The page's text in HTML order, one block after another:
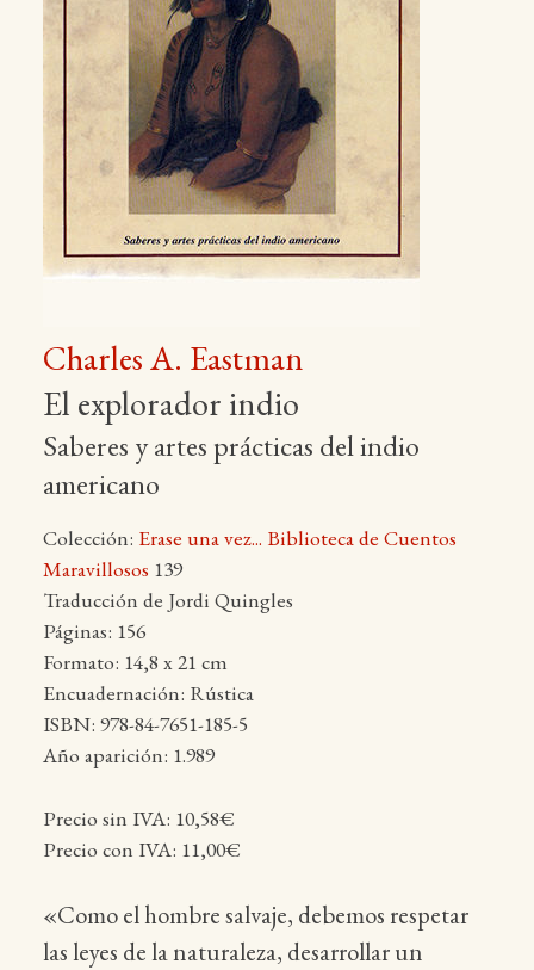
Charles A. Eastman
El explorador indio
Saberes y artes prácticas del indio
americano
Colección: Erase una vez... Biblioteca de Cuentos
Maravillosos 139
Traducción de Jordi Quingles
Páginas: 156
Formato: 14,8 x 21 cm
Encuadernación: Rústica
ISBN: 978-84-7651-185-5
Año aparición: 1.989
Precio sin IVA: 10,58€
Precio con IVA: 11,00€
«Como el hombre salvaje, debemos respetar
las leyes de la naturaleza, desarrollar un